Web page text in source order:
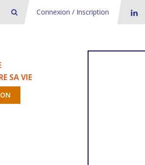
Connexion / Inscription
SA VIE